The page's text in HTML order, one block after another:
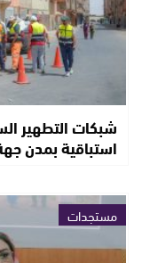
شبكات التطهير
استباقية بمدن
مستجدات